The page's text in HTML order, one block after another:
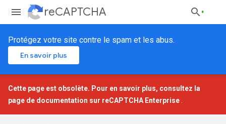
reCAPTCHA
Protégez votre site contre le spam et les abus.
En savoir plus
Cette page est obsolète. Pour en savoir plus, consultez la
page de documentation sur reCAPTCHA Enterprise